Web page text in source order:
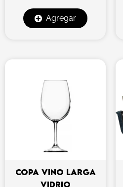
Agregar
COPA VINO LARGA
VIDRIO